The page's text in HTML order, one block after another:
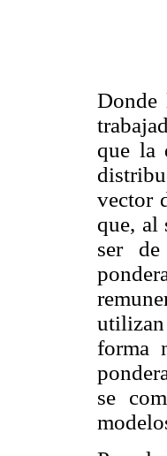
Donde
que la
vector
que, al
ser
utilizan
forma
se